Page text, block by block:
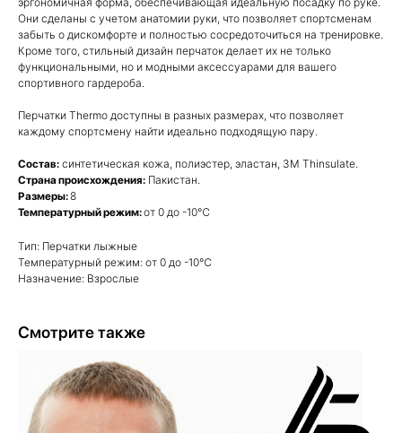
Они сделаны с учетом анатомии руки, что позволяет спортсменам
забыть о дискомфорте и полностью сосредоточиться на тренировке.
Кроме того, стильный дизайн перчаток делает их не только
функциональными, но и модными аксессуарами для вашего
спортивного гардероба.
Перчатки Thermo доступны в разных размерах, что позволяет
каждому спортсмену найти идеально подходящую пару.
Состав: синтетическая кожа, полиэстер, эластан, 3M Thinsulate.
Страна происхождения: Пакистан.
Размеры:8
Температурный режим:от 0 до -10℃
Тип: Перчатки лыжные
Температурный режим: от 0 до -10℃
Назначение: Взрослые
Смотрите также